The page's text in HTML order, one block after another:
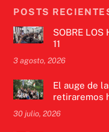
POSTS
SOBRE LOS
11
3 agosto, 2026
El auge de
retiraremos
30 julio, 2026